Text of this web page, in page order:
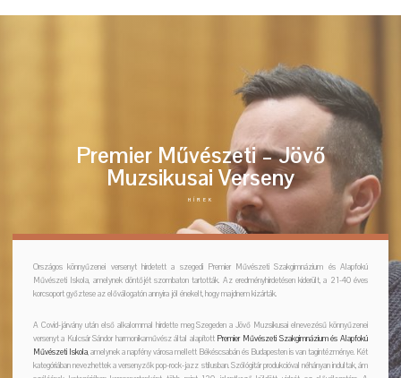
Premier Művészeti – Jövő
Muzsikusai Verseny
HÍREK
Országos könnyűzenei versenyt hirdetett a szegedi Premier Művészeti Szakgimnázium és Alapfokú
Művészeti Iskola, amelynek döntőjét szombaton tartották. Az eredményhirdetésen kiderült, a 21-40 éves
korcsoport győztese az előválogatón annyira jól énekelt, hogy majdnem kizárták.
A Covid-járvány után első alkalommal hirdette meg Szegeden a Jövő Muzsikusai elnevezésű könnyűzenei
versenyt a Kulcsár Sándor harmonikaművész által alapított Premier Művészeti Szakgimnázium és Alapfokú
Művészeti Iskola, amelynek a napfény városa mellett Békéscsabán és Budapesten is van tagintézménye. Két
kategóriában nevezhettek a versenyzők pop-rock-jazz stílusban. Szólógitár produkcióval néhányan indultak, ám